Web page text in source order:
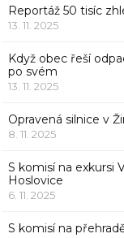
Reportáž 50 tisíc
13. 11. 2025
Když obec řeší
po svém
13. 11. 2025
Opravená silnice v
8. 11. 2025
S komisí na exkursi
Hoslovice
6. 11. 2025
S komisí na